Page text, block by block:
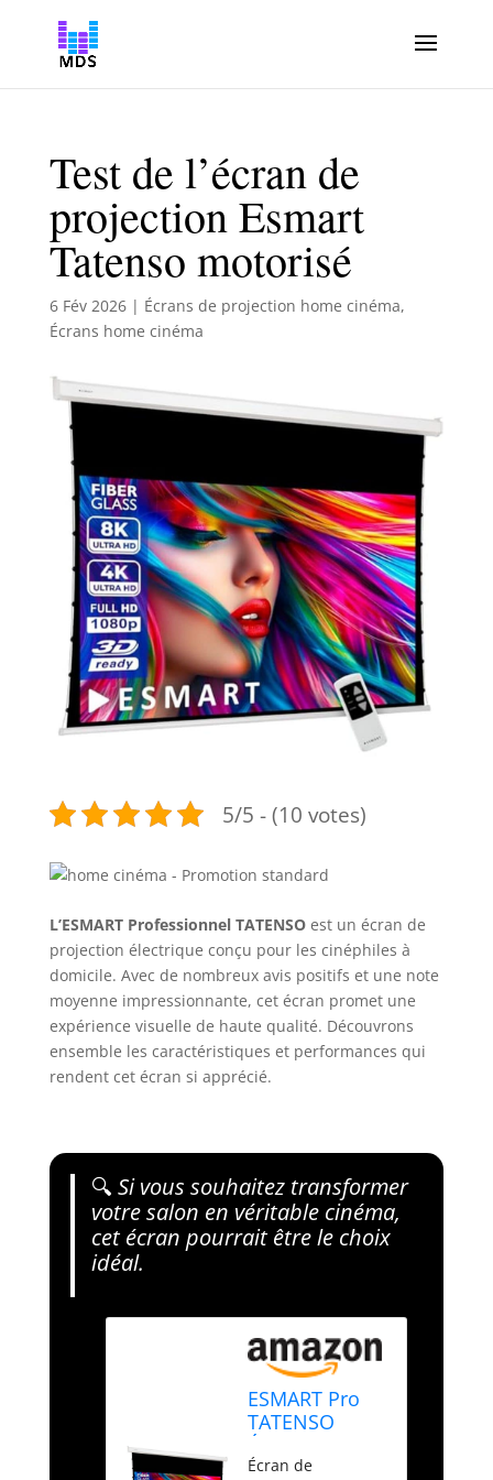
Test de l’écran de
projection Esmart
Tatenso motorisé
6 Fév 2026| Écrans de projection home cinéma,
Écrans home cinéma
5/5 - (10 votes)
L’ESMART Professionnel TATENSOest un écran de
projection électrique conçu pour les cinéphiles à
domicile. Avec de nombreux avis positifs et une note
moyenne impressionnante, cet écran promet une
expérience visuelle de haute qualité. Découvrons
ensemble les caractéristiques et performances qui
rendent cet écran si apprécié.
🔍 Si vous souhaitez transformer
votre salon en véritable cinéma,
cet écran pourrait être le choix
idéal.
ESMART Pro
TATENSO
Écran
tensionné 258
Écran de